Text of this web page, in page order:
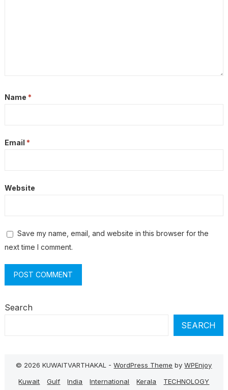
Name *
Email *
Website
Save my name, email, and website in this browser for the
next time I comment.
Search
SEARCH
© 2026 KUWAITVARTHAKAL -WordPress Theme byWPEnjoy
Kuwait
Gulf India International Kerala TECHNOLOGY